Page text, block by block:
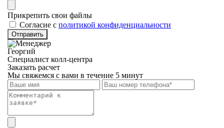
Прикрепить свои файлы
Cогласие с политикой конфиденциальности
Отправить
Георгий
Специалист колл-центра
Заказать расчет
Мы свяжемся с вами в течение 5 минут